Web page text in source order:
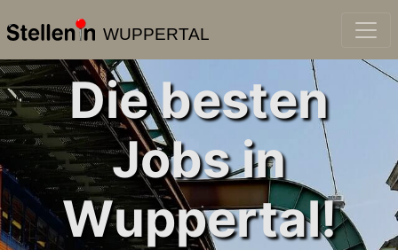
WUPPERTAL
Die besten
Jobs in
Wuppertal!